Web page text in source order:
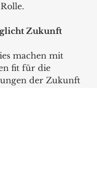
Zukunft
machen mit
fit für die
der Zukunft